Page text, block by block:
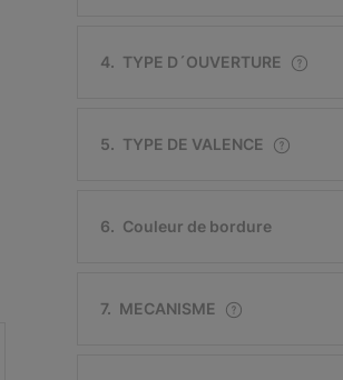
4. TYPE D´OUVERTURE
5. TYPE DE VALENCE
6. Couleur de bordure
7. MECANISME